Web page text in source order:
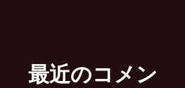
最近のコメン